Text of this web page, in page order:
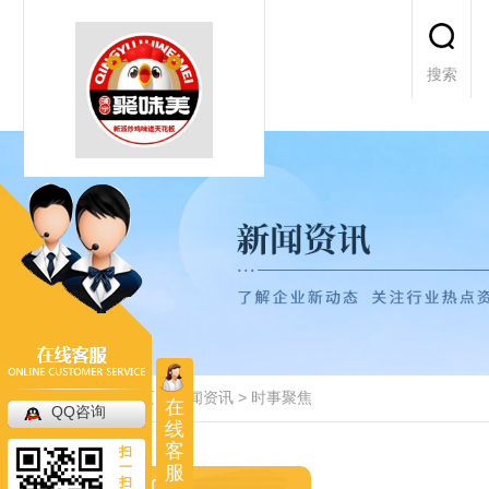
搜索
当前位置：首页 >新闻资讯 > 时事聚焦
在
线
客
服
QQ咨询
扫
一
扫